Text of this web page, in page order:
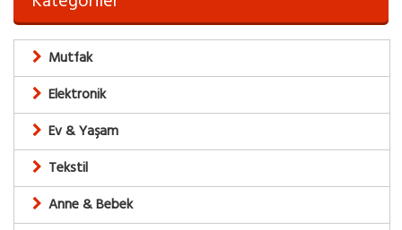
Mutfak
Elektronik
Ev & Yaşam
Tekstil
Anne & Bebek